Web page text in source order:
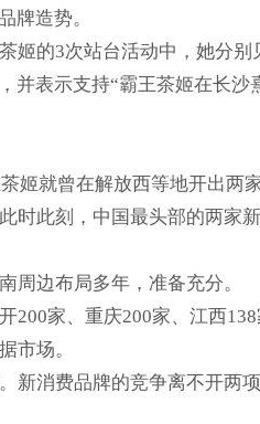
牌造势。
姬的3次站台活动中，她分
并表示支持“霸王茶姬在长沙
姬就曾在解放西等地开出两
时此刻，中国最头部的两家
周边布局多年，准备充分。
200家、重庆200家、江西
市场。
新消费品牌的竞争离不开两